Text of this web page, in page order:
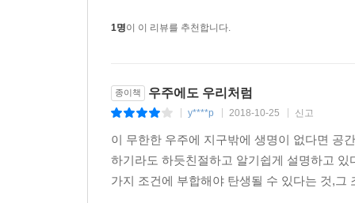
1명이 이 리뷰를 추천합니다.
종이책 우주에도 우리처럼
y****p 2018-10-25 신고
이 무한한 우주에 지구밖에 생명이 없다면 공
하기라도 하듯친절하고 알기쉽게 설명하고
가지 조건에 부합해야 탄생될 수 있다는 것,